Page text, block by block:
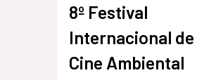
8º Festival
Internacional de
Cine Ambiental